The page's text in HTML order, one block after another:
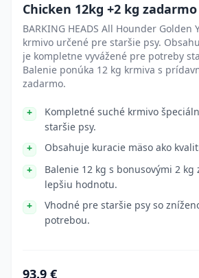
Chicken 12kg +2 kg zadarmo
BARKING HEADS All Hounder Golden
krmivo určené pre staršie psy.
je kompletne vyvážené pre potreby
Balenie ponúka 12 kg krmiva s
zadarmo.
Kompletné suché krmivo
staršie psy.
Obsahuje kuracie mäso ako
Balenie 12 kg s bonusovými 2 kg
lepšiu hodnotu.
Vhodné pre staršie psy so
potrebou.
93.9 €